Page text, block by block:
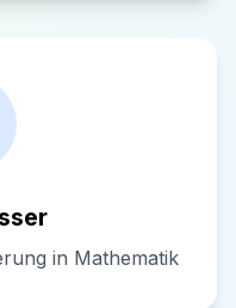
in Mathematik